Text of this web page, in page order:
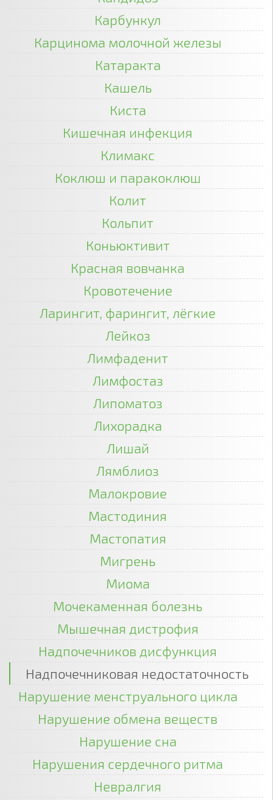
Карбункул
Карцинома молочной железы
Катаракта
Кашель
Киста
Кишечная инфекция
Климакс
Коклюш и паракоклюш
Колит
Кольпит
Коньюктивит
Красная вовчанка
Кровотечение
Ларингит, фарингит, лёгкие
Лейкоз
Лимфаденит
Лимфостаз
Липоматоз
Лихорадка
Лишай
Лямблиоз
Малокровие
Мастодиния
Мастопатия
Мигрень
Миома
Мочекаменная болезнь
Мышечная дистрофия
Надпочечников дисфункция
Надпочечниковая недостаточность
Нарушение менструального цикла
Нарушение обмена веществ
Нарушение сна
Нарушения сердечного ритма
Невралгия